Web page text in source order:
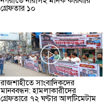
গ্রেফতার ১০
রাজশাহীতে সাংবাদিকদের
মানববন্ধন: হামলাকারীদের
গ্রেফতারে ৭২ ঘণ্টার আলটিমেটাম